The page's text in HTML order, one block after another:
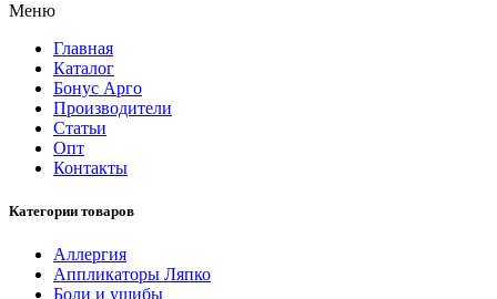
Меню
Главная
Каталог
Бонус Арго
Производители
Статьи
Опт
Контакты
Категории товаров
Аллергия
Аппликаторы Ляпко
Боли и ушибы